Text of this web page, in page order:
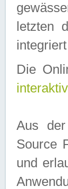
letzten
Die
Aus
Source
und